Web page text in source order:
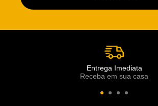
Entrega Imediata
Receba em sua casa
Atendimento Rei de Casa